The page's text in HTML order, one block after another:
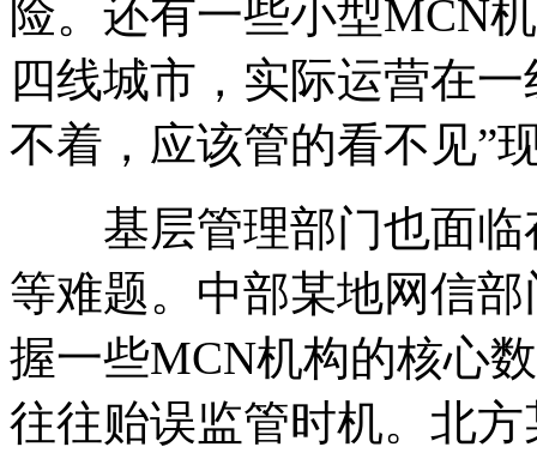
险。还有一些小型MCN
四线城市，实际运营在
不着，应该管的看不见”
基层管理部门也面临
等难题。中部某地网信
握一些MCN机构的核心
往往贻误监管时机。北